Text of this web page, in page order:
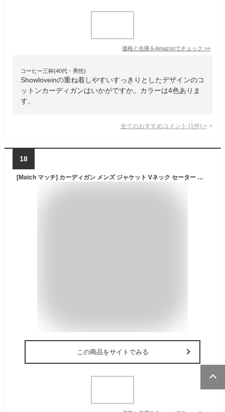
価格と在庫をAmazonでチェック >>
コーヒー三杯(40代・男性)
Showloveinの重ね着しやすいすっきりとしたデザインのコ
ットンカーディガンはいかがですか。カラーは4色ありま
す。
全てのおすすめコメント (1 件) >
18
[Match マッチ] カーディガン メンズ ジャケット Vネック セーター コットン ニット シンプル 無地 綿 長袖 ボタン 春秋冬 ビジネス トップス カジュアル 大きいサイズ(M， ブラック)
この商品をサイトでみる